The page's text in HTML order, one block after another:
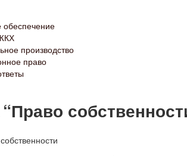
производство
право